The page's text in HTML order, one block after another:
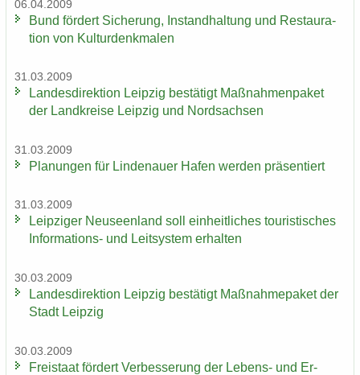
06.04.2009
Bund för­dert Si­che­rung, In­stand­hal­tung und Re­stau­ra­
ti­on von Kul­tur­denk­ma­len
31.03.2009
Lan­des­di­rek­ti­on Leip­zig be­stä­tigt Maß­nah­men­pa­ket
der Land­krei­se Leip­zig und Nord­sach­sen
31.03.2009
Pla­nun­gen für Lin­de­nau­er Hafen wer­den prä­sen­tiert
31.03.2009
Leip­zi­ger Neu­seen­land soll ein­heit­li­ches tou­ris­ti­sches
Informations-​ und Leit­sys­tem er­hal­ten
30.03.2009
Lan­des­di­rek­ti­on Leip­zig be­stä­tigt Maß­nah­me­pa­ket der
Stadt Leip­zig
30.03.2009
Frei­staat för­dert Ver­bes­se­rung der Lebens-​ und Er­